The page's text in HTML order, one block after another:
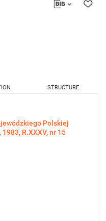
STRUCTURE
Polskiej
R.XXXV, nr 15